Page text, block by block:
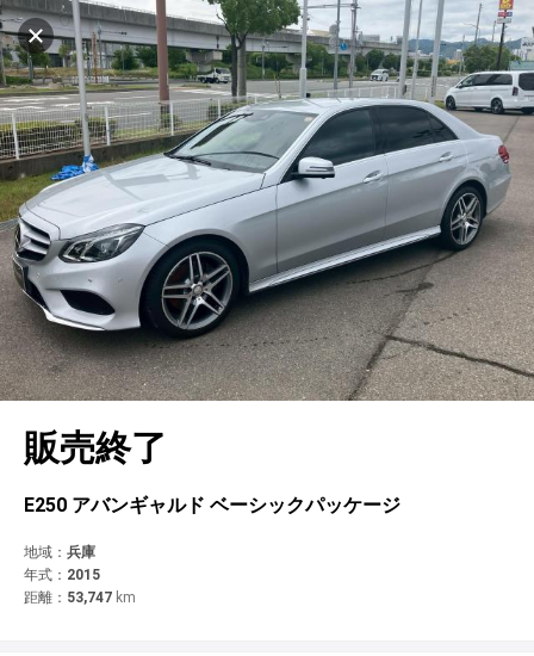
設定中 567台
車を探す
中古車検索
販売店検索
エリア別最新ニュース
品質と保証
ローン・リース
自動車保険
カタログ情報
アカウント
ログイン
マイアカウント
マイリスト
保存した検索条件
問合せ履歴
アカウントの確認・編集
アフターサービス
アフターサービス
車検／定期点検
コーティング
タイヤ交換
ボディ修理
企業情報
企業概要
業績決算情報
プレスリリース
ヤナセの歴史
リンク
メルセデス・ベンツ認定中古車
BMW認定中古車
フォルクスワーゲン認定中古車
新車情報
プライバシーポリシー ソーシャルメディアポリシー
利用規約 会社概要
金融商品の勧誘方針
販売終了
E250 アバンギャルド ベーシックパッケージ
地域： 兵庫
年式： 2015
距離： 53,747 km
マイリストに追加
電話で問い合わせ
キャンセル
ヤナセ ブランドスクエア神戸ポートアイラン
販売店情報
地図を見る
在庫一覧
キャンセル